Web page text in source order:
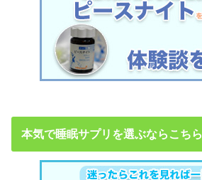
本気で睡眠サプリを選ぶならこちら